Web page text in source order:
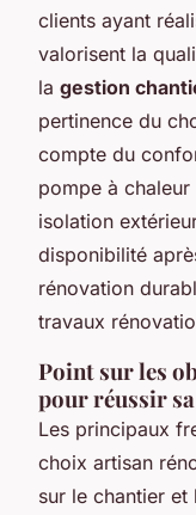
clients ayant
valorisent la
la gestion
pertinence du
compte du
pompe à
isolation
disponibilité
rénovation
travaux
Point sur les
pour réussir
Les principaux
choix artisan
sur le chantier